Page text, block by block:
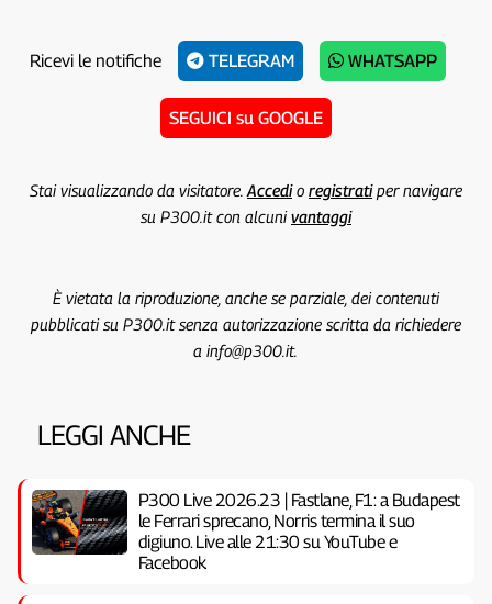
Ricevi le notifiche TELEGRAM WHATSAPP
SEGUICI su GOOGLE
Stai visualizzando da visitatore. Accedio registratiper navigare
su P300.it con alcunivantaggi
È vietata la riproduzione, anche se parziale, dei contenuti
pubblicati su P300.it senza autorizzazione scritta da richiedere
a info@p300.it.
LEGGI ANCHE
P300 Live 2026.23 | Fastlane, F1: a Budapest
le Ferrari sprecano, Norris termina il suo
digiuno. Live alle 21:30 su YouTube e
Facebook